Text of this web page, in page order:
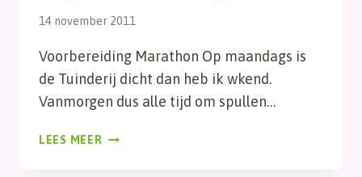
14 november 2011
Voorbereiding Marathon Op maandags is
de Tuinderij dicht dan heb ik wkend.
Vanmorgen dus alle tijd om spullen…
LEES MEER DAG